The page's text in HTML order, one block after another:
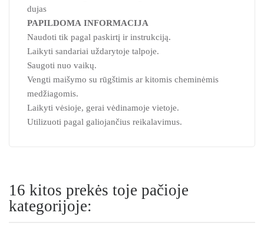
dujas
PAPILDOMA INFORMACIJA
Naudoti tik pagal paskirtį ir instrukciją.
Laikyti sandariai uždarytoje talpoje.
Saugoti nuo vaikų.
Vengti maišymo su rūgštimis ar kitomis cheminėmis
medžiagomis.
Laikyti vėsioje, gerai vėdinamoje vietoje.
Utilizuoti pagal galiojančius reikalavimus.
16 kitos prekės toje pačioje
kategorijoje: